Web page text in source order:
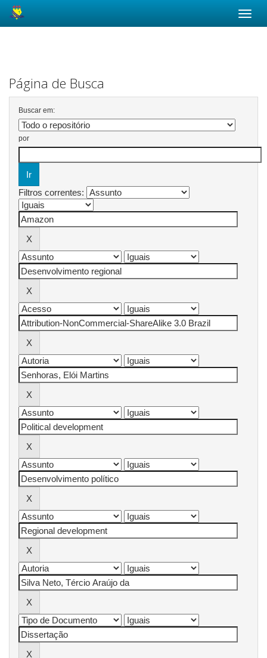
Página de Busca
Buscar em:
por
Filtros correntes: